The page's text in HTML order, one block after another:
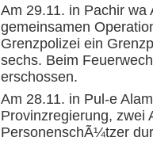
Am 29.11. in Pachir wa
gemeinsamen
Grenzpolizei ein
sechs. Beim
erschossen.
Am 28.11. in Pul-e
Provinzregierung, zwei
PersonenschÃ¼tzer